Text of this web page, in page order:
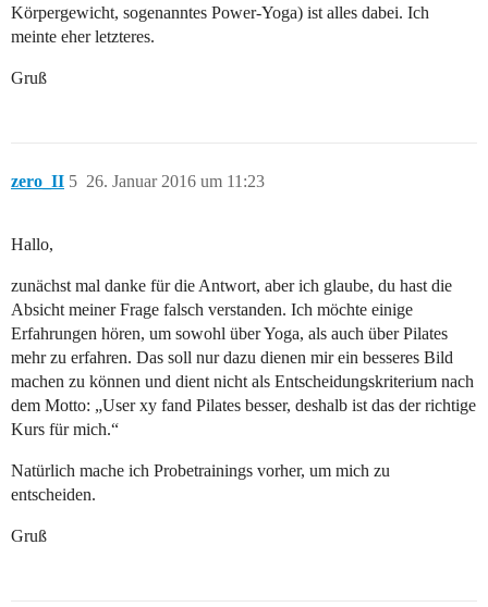
Körpergewicht, sogenanntes Power-Yoga) ist alles dabei. Ich
meinte eher letzteres.
Gruß
zero_II 26. Januar 2016 um 11:23
5
Hallo,
zunächst mal danke für die Antwort, aber ich glaube, du hast die
Absicht meiner Frage falsch verstanden. Ich möchte einige
Erfahrungen hören, um sowohl über Yoga, als auch über Pilates
mehr zu erfahren. Das soll nur dazu dienen mir ein besseres Bild
machen zu können und dient nicht als Entscheidungskriterium nach
dem Motto: „User xy fand Pilates besser, deshalb ist das der richtige
Kurs für mich.“
Natürlich mache ich Probetrainings vorher, um mich zu
entscheiden.
Gruß